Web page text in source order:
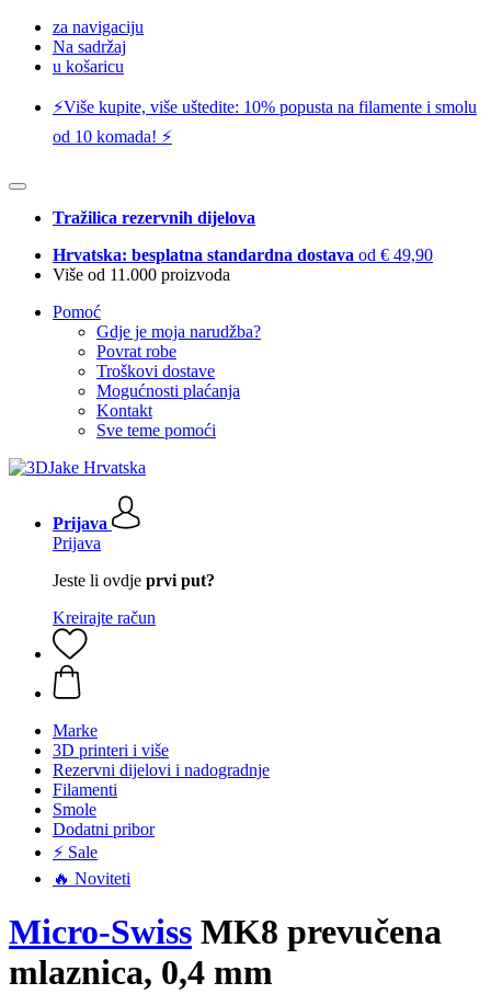
za navigaciju
Na sadržaj
u košaricu
⚡️Više kupite, više uštedite: 10% popusta na filamente i smolu
od 10 komada! ⚡️
Tražilica rezervnih dijelova
Hrvatska: besplatna standardna dostava od € 49,90
Više od 11.000 proizvoda
Pomoć
Gdje je moja narudžba?
Povrat robe
Troškovi dostave
Mogućnosti plaćanja
Kontakt
Sve teme pomoći
Prijava
Prijava
Jeste li ovdje prvi put?
Kreirajte račun
Marke
3D printeri i više
Rezervni dijelovi i nadogradnje
Filamenti
Smole
Dodatni pribor
⚡ Sale
🔥 Noviteti
Micro-Swiss MK8 prevučena
mlaznica, 0,4 mm